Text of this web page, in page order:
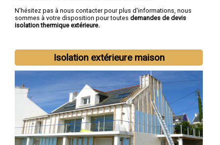
N'hésitez pas à nous contacter pour plus d'informations, nous
sommes à votre disposition pour toutes demandes de devis
isolation thermique extérieure.
Isolation extérieure maison